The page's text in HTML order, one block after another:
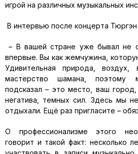
игрой на различных музыкальных
В интервью после концерта
– В вашей стране уже бывал не
впервые. Вы как жемчужина,
Удивительная природа,
мастерство шамана, поэтому
подсказал – это место, ваш
негатива, темных сил. Здесь мы
отдыхали. Ещё раз пригласите –
О профессионализме этого
говорит и такой факт: несколько